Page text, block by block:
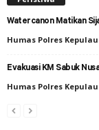
Watercanon Matikan
Humas Polres
Evakuasi KM Sabuk
Humas Polres